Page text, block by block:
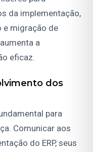
da implementação,
e migração de
a
eficaz.
dos
para
Comunicar aos
do ERP, seus